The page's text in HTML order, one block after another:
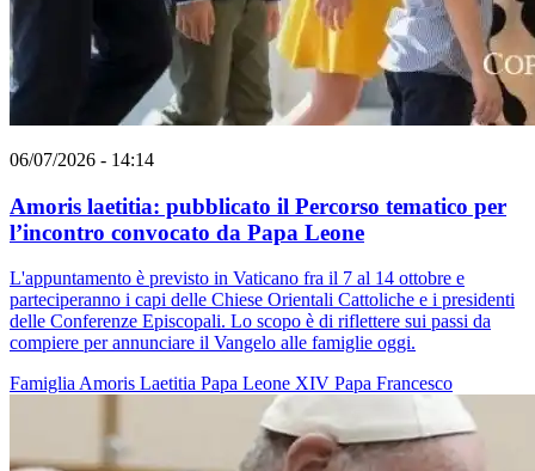
06/07/2026 - 14:14
Amoris laetitia: pubblicato il Percorso tematico per
l’incontro convocato da Papa Leone
L'appuntamento è previsto in Vaticano fra il 7 al 14 ottobre e
parteciperanno i capi delle Chiese Orientali Cattoliche e i presidenti
delle Conferenze Episcopali. Lo scopo è di riflettere sui passi da
compiere per annunciare il Vangelo alle famiglie oggi.
Famiglia Amoris Laetitia Papa Leone XIV Papa Francesco